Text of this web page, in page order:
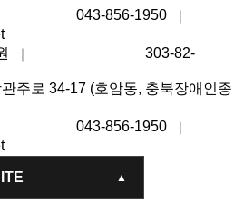
043-856-1950 ｜
｜
303-82-
주로 34-17 (호암동, 충북장애인종
043-856-1950 ｜